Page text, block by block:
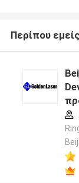
Περίπου εμείς